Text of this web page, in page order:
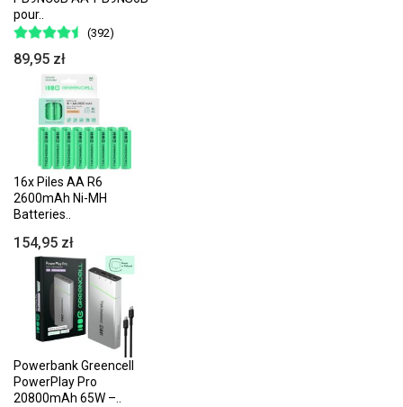
pour..
(392)
89,95 zł
16x Piles AA R6
2600mAh Ni-MH
Batteries..
154,95 zł
Powerbank Greencell
PowerPlay Pro
20800mAh 65W –..